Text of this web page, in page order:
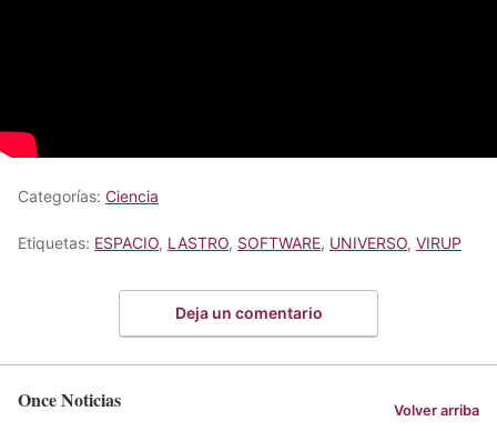
Categorías: Ciencia
Etiquetas: ESPACIO, LASTRO, SOFTWARE, UNIVERSO, VIRUP
Deja un comentario
Once Noticias Volver arriba